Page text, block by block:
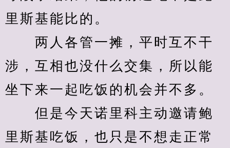
里斯基能比的。
两人各管一摊，平时互不干
涉，互相也没什么交集，所以能
坐下来一起吃饭的机会并不多。
但是今天诺里科主动邀请鲍
里斯基吃饭，也只是不想走正常